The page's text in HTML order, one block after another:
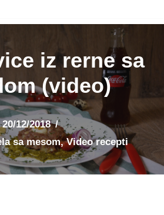
iz rerne sa
(video)
20/12/2018
sa mesom,Video recepti